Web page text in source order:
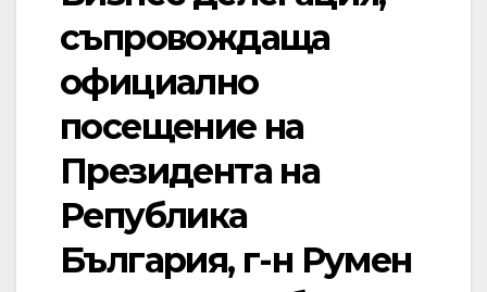
съпровождаща
официално
посещение на
Президента на
Република
България, г-н Румен